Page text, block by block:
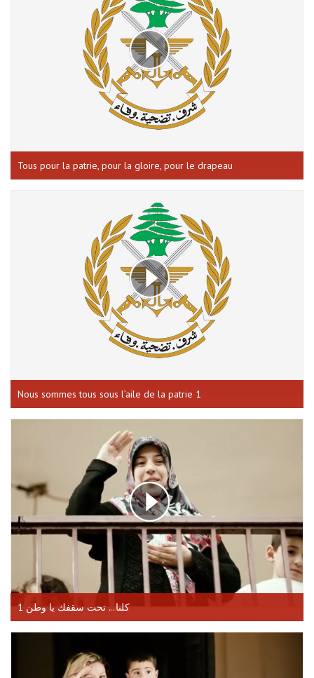
Tous pour la patrie, pour la gloire, pour le drapeau
Nous sommes tous sous l’aile de la patrie 1
كلنا... تحت سقفك يا وطن 1